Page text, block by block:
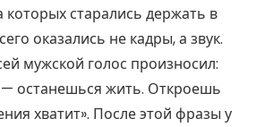
старались держать в
оказались не кадры, а звук.
мужской голос произносил:
останешься жить. Откроешь
хватит». После этой фразы у